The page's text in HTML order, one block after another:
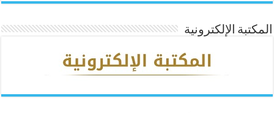
المكتبة الإلكترونية